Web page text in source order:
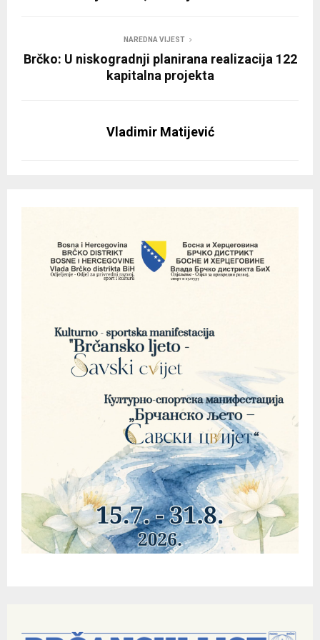
NAREDNA VIJEST
Brčko: U niskogradnji planirana realizacija 122
kapitalna projekta
Vladimir Matijević